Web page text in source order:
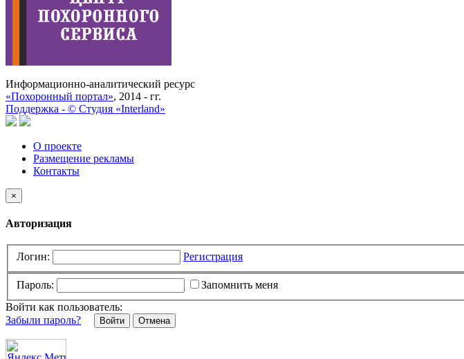
Информационно-аналитический ресурс
«Похоронный портал», 2014 - гг.
Поддержка - © Cтудия «Interland»
О проекте
Размещение рекламы
Контакты
×
Авторизация
Логин: Регистрация
Пароль:
Запомнить меня
Войти как пользователь:
Забыли пароль?
Отмена